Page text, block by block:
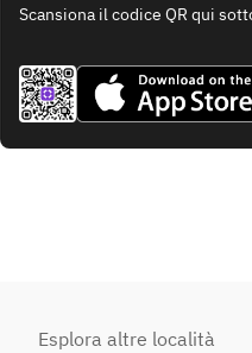
Scansiona il codice QR qui
Esplora altre località